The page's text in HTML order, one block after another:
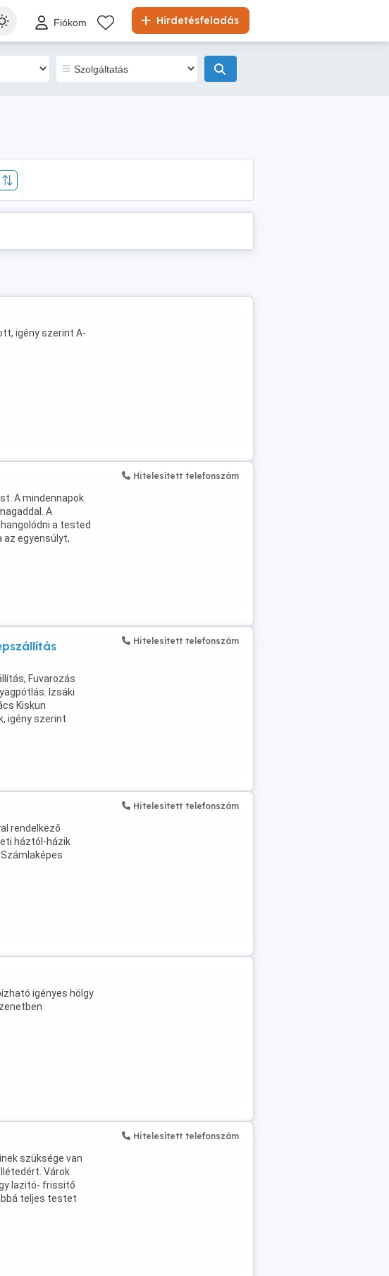
Hirdetésfeladás
Fiókom
igény szerint A-
A mindennapok
A
a tested
az egyensúlyt,
Hitelesített telefonszám
Fuvarozás
Izsáki
Kiskun
igény szerint
Hitelesített telefonszám
rendelkező
háztól-házik
Hitelesített telefonszám
igényes hölgy
szüksége van
Várok
lazitó- frissitő
teljes testet
Hitelesített telefonszám